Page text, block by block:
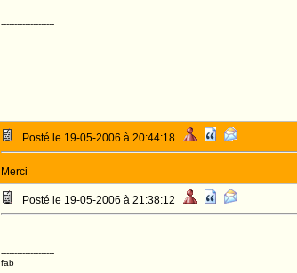
--------------------
Posté le 19-05-2006 à 20:44:18
Merci
Posté le 19-05-2006 à 21:38:12
--------------------
fab